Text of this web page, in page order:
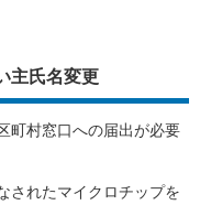
主氏名変更
町村窓口への届出が必要
されたマイクロチップを